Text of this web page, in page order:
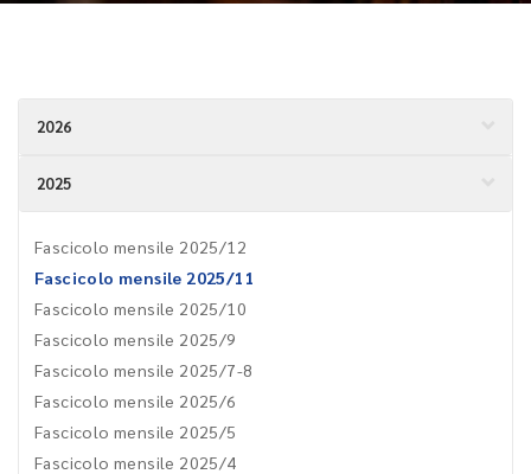
2026
2025
Fascicolo mensile 2025/12
Fascicolo mensile 2025/11
Fascicolo mensile 2025/10
Fascicolo mensile 2025/9
Fascicolo mensile 2025/7-8
Fascicolo mensile 2025/6
Fascicolo mensile 2025/5
Fascicolo mensile 2025/4